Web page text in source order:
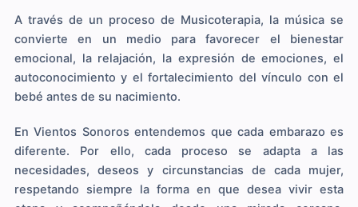
A través de un proceso de Musicoterapia, la música se
convierte en un medio para favorecer el bienestar
emocional, la relajación, la expresión de emociones, el
autoconocimiento y el fortalecimiento del vínculo con el
bebé antes de su nacimiento.
En Vientos Sonoros entendemos que cada embarazo es
diferente. Por ello, cada proceso se adapta a las
necesidades, deseos y circunstancias de cada mujer,
respetando siempre la forma en que desea vivir esta